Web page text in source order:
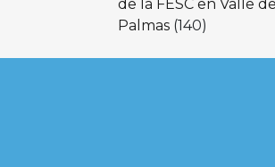
de la FESC en Valle
Palmas (140)